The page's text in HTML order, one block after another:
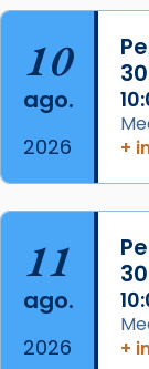
Josep
concelebrat
Mons.
📸 Dr. G.
Foto
View on Facebook
2 weeks
10
ago.
2026
+
11
ago.
2026
+